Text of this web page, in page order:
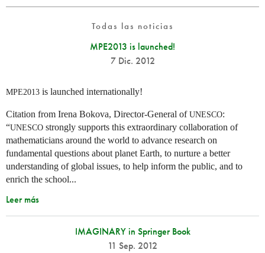
Todas las noticias
MPE2013 is launched!
7 Dic. 2012
MPE2013 is launched internationally!
Citation from Irena Bokova, Director-General ofUNESCO:
“UNESCO strongly supports this extraordinary collaboration of
mathematicians around the world to advance research on
fundamental questions about planet Earth, to nurture a better
understanding of global issues, to help inform the public, and to
enrich the school...
Leer más
IMAGINARY in Springer Book
11 Sep. 2012